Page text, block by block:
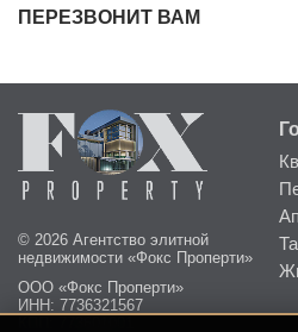
ПЕРЕЗВОНИТ ВАМ
© 2026 Агентство элитной
недвижимости «Фокс Проперти»
ООО «Фокс Проперти»
ИНН: 7736321567